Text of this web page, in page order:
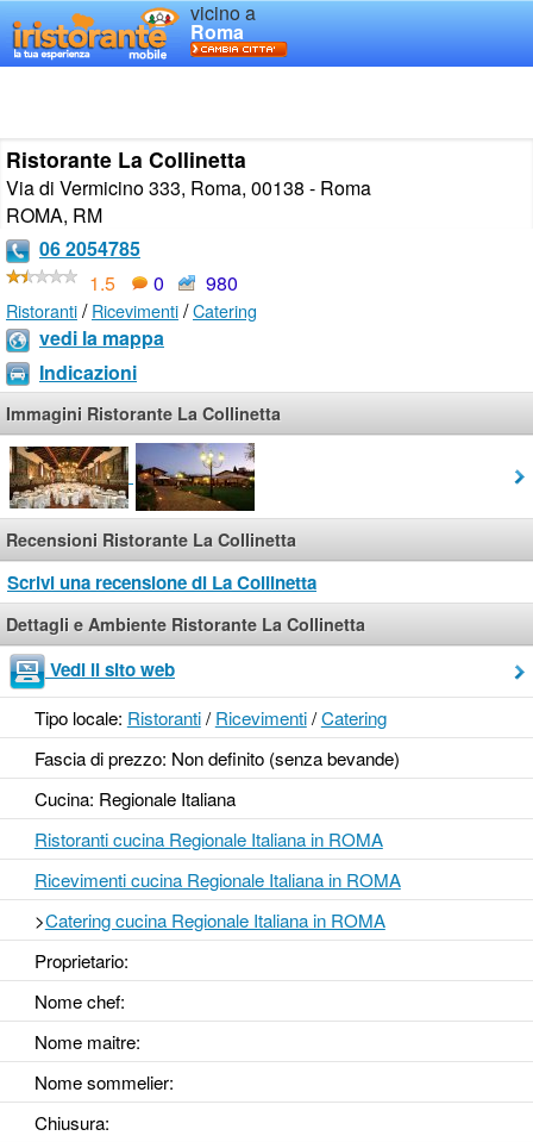
vicino a
Roma
Ristorante La Collinetta
Via di Vermicino 333, Roma, 00138 - Roma
ROMA, RM
06 2054785
1.5
0 980
Ristoranti/Ricevimenti/Catering
vedi la mappa
Indicazioni
Immagini Ristorante La Collinetta
Recensioni Ristorante La Collinetta
Scrivi una recensione di La Collinetta
Dettagli e Ambiente Ristorante La Collinetta
Vedi il sito web
Tipo locale: Ristoranti/Ricevimenti/Catering
Fascia di prezzo: Non definito (senza bevande)
Cucina: Regionale Italiana
Ristoranti cucina Regionale Italiana in ROMA
Ricevimenti cucina Regionale Italiana in ROMA
>Catering cucina Regionale Italiana in ROMA
Proprietario:
Nome chef:
Nome maitre:
Nome sommelier:
Chiusura: